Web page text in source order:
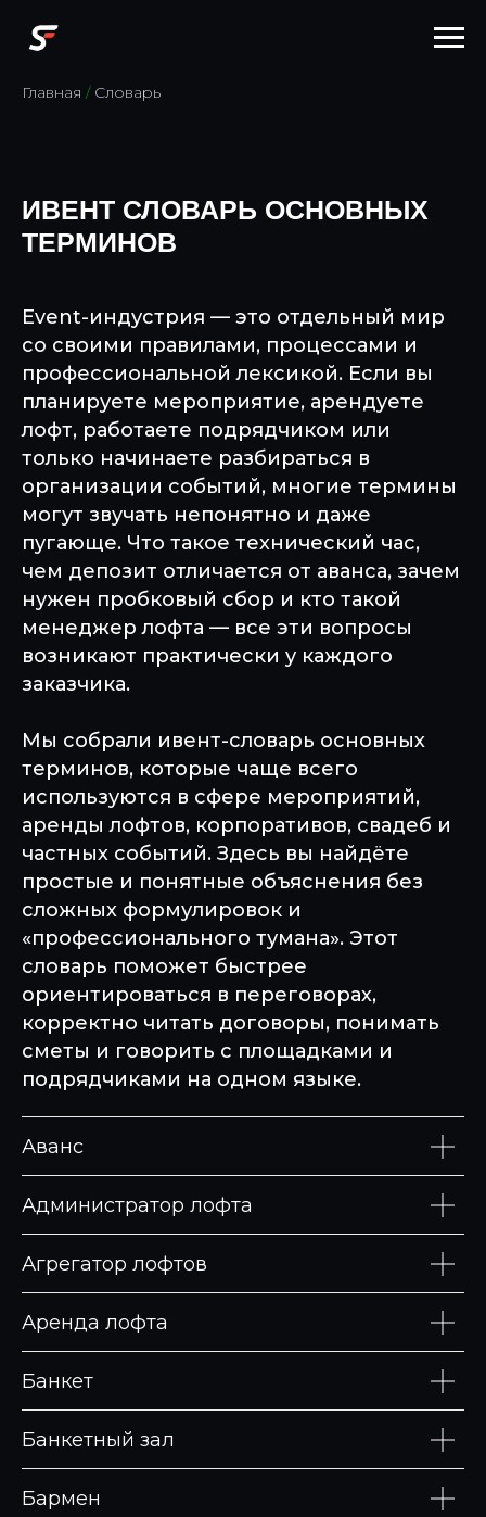
Главная /Словарь
ИВЕНТ СЛОВАРЬ ОСНОВНЫХ
ТЕРМИНОВ
Event-индустрия — это отдельный мир
со своими правилами, процессами и
профессиональной лексикой. Если вы
планируете мероприятие, арендуете
лофт, работаете подрядчиком или
только начинаете разбираться в
организации событий, многие термины
могут звучать непонятно и даже
пугающе. Что такое технический час,
чем депозит отличается от аванса, зачем
нужен пробковый сбор и кто такой
менеджер лофта — все эти вопросы
возникают практически у каждого
заказчика.
Мы собрали ивент-словарь основных
терминов, которые чаще всего
используются в сфере мероприятий,
аренды лофтов, корпоративов, свадеб и
частных событий. Здесь вы найдёте
простые и понятные объяснения без
сложных формулировок и
«профессионального тумана». Этот
словарь поможет быстрее
ориентироваться в переговорах,
корректно читать договоры, понимать
сметы и говорить с площадками и
подрядчиками на одном языке.
Аванс
Администратор лофта
Агрегатор лофтов
Аренда лофта
Банкет
Банкетный зал
Бармен